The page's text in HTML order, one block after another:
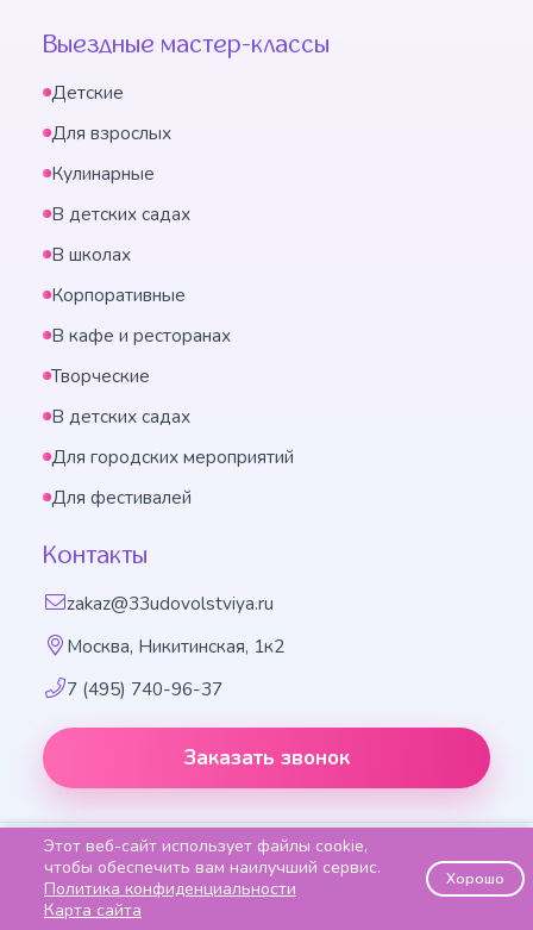
Выездные мастер-классы
Детские
Для взрослых
Кулинарные
В детских садах
В школах
Корпоративные
В кафе и ресторанах
Творческие
В детских садах
Для городских мероприятий
Для фестивалей
Контакты
zakaz@33udovolstviya.ru
Москва, Никитинская, 1к2
7 (495) 740-96-37
Заказать звонок
Праздничное агентство «33 удовольствия», 2014-2026
Способы оплаты
Этот веб-сайт использует файлы cookie,
чтобы обеспечить вам наилучший сервис.
Политика конфиденциальности
Карта сайта
Хорошо